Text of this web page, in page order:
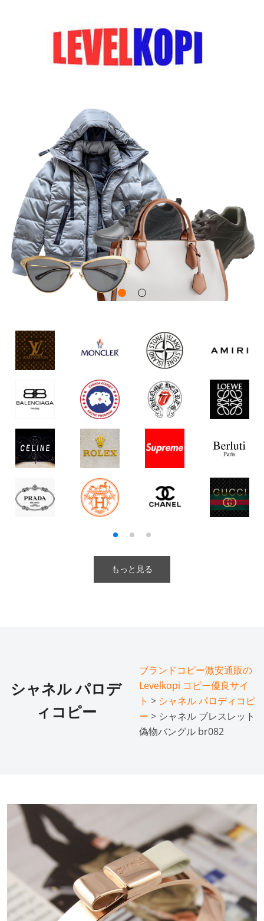
もっと見る
シャネル パロデ
ィコピー
ブランドコピー激安通販の
Levelkopi コピー優良サイ
ト > シャネル パロディコピ
ー > シャネル ブレスレット
偽物バングル br082